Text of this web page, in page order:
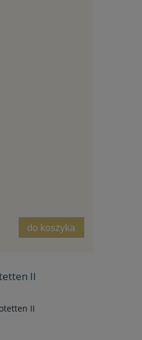
do koszyka
II
II